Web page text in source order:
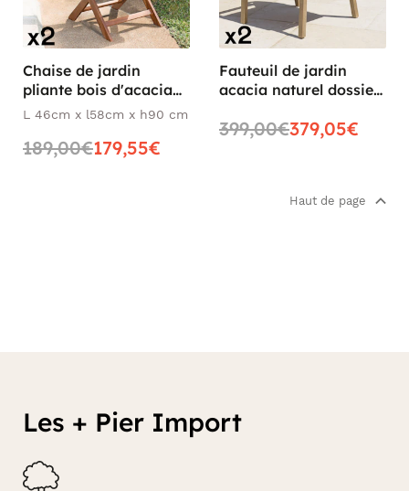
Chaise de jardin
pliante bois d'acacia
rotin synthétique
L 46cm x l58cm x h90 cm
189,00€179,55€
Fauteuil de jardin
acacia naturel dossier
de 2) BAHIA
399,00€379,05€
Haut de page
Les + Pier Import